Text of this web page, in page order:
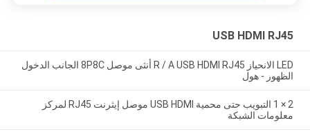
USB HDMI RJ45
LED الانحياز R / A USB HDMI RJ45 أنثى موصل 8P8C الجانب الدخول
الظهور - هول
2 × 1 التبويب حتى محمية USB HDMI موصل إيثرنت RJ45 لمركز
معلومات الشبكة